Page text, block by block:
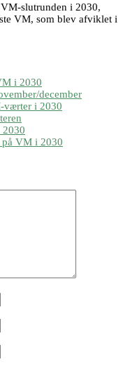
slutrunden i 2030,
VM, som blev afviklet i
i 2030
december
værter i 2030
2030
på VM i 2030